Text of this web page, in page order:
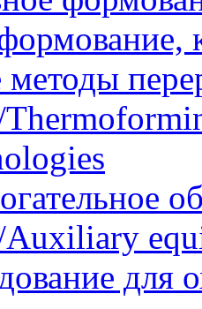
методы
Auxiliary
для